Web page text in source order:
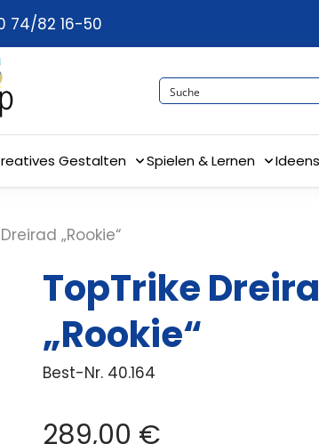
74/82 16-50
Gestalten Spielen & Lernen
„Rookie“
TopTrike
„Rookie“
Best-Nr. 40.164
289,00 €